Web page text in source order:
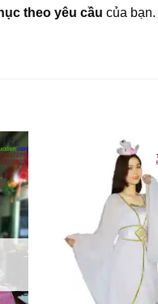
theo yêu cầu của bạn.